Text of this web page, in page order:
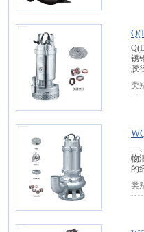
锈
胶
类
一
物
的
类